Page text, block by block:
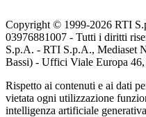
Copyright © 1999-2026 RTI
03976881007 - Tutti i diritti
S.p.A. - RTI S.p.A., Mediaset
Bassi) - Uffici Viale Europa
Rispetto ai contenuti e ai dati
vietata ogni utilizzazione
intelligenza artificiale